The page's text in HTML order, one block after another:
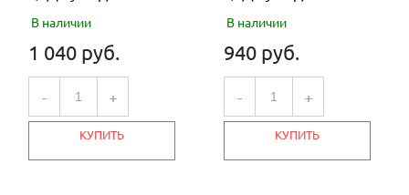
В наличии
1 040 руб.
- +
КУПИТЬ
В наличии
940 руб.
- +
КУПИТЬ